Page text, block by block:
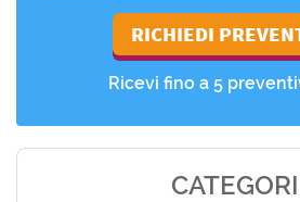
Ricevi fino a 5